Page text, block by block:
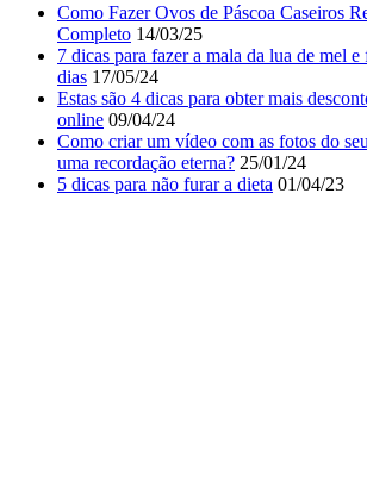
Como Fazer Ovos de Páscoa Caseiros
Completo 14/03/25
7 dicas para fazer a mala da lua de mel
dias 17/05/24
Estas são 4 dicas para obter mais
online 09/04/24
Como criar um vídeo com as fotos do
uma recordação eterna? 25/01/24
5 dicas para não furar a dieta 01/04/23